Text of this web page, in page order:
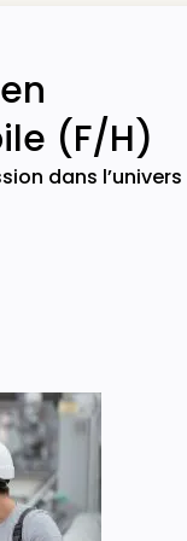
(F/H)
dans l’univers